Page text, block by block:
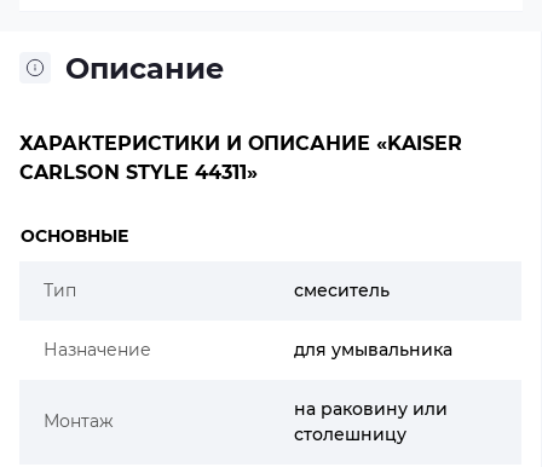
Описание
ХАРАКТЕРИСТИКИ И ОПИСАНИЕ «KAISER
CARLSON STYLE 44311»
ОСНОВНЫЕ
Тип смеситель
Назначение для умывальника
Монтаж
на раковину или
столешницу